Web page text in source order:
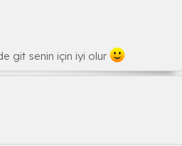
git senin için iyi olur